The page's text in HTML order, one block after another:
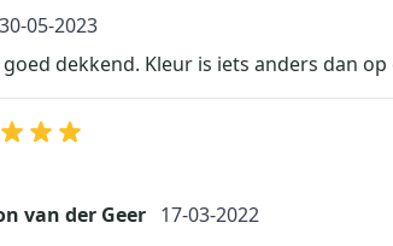
30 mei 2023
30-05-2023
dekkend. Kleur is iets anders dan
van der Geer 17 maart 2022
17-03-2022